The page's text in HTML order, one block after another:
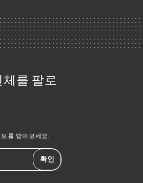
를 팔로
를 받아보세요.
확인